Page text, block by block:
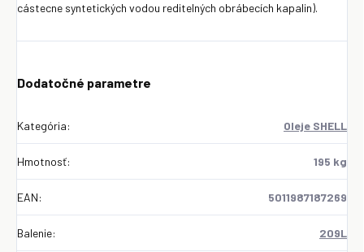
cástecne syntetických vodou reditelných obrábecích kapalin).
Dodatočné parametre
Kategória: Oleje SHELL
Hmotnosť: 195 kg
EAN: 5011987187269
Balenie: 209L